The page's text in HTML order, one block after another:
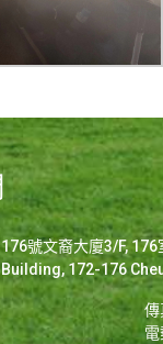
號文裔大廈3/F, 176
Building, 172-176
電